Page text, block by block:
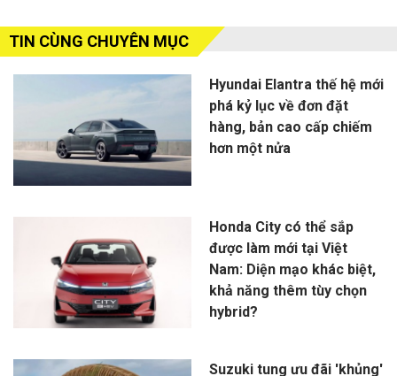
TIN CÙNG CHUYÊN MỤC
Hyundai Elantra thế hệ mới
phá kỷ lục về đơn đặt
hàng, bản cao cấp chiếm
hơn một nửa
Honda City có thể sắp
được làm mới tại Việt
Nam: Diện mạo khác biệt,
khả năng thêm tùy chọn
hybrid?
Suzuki tung ưu đãi 'khủng'